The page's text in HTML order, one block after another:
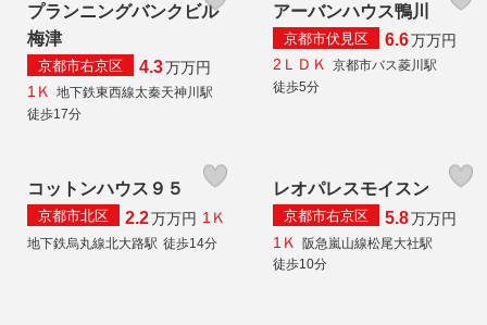
プランニングバンクビル
梅津
京都市右京区 4.3万万円
1Ｋ 地下鉄東西線太秦天神川駅
徒歩17分
アーバンハウス鴨川
京都市伏見区 6.6万万円
2ＬＤＫ 京都市バス菱川駅
徒歩5分
コットンハウス９５
京都市北区 2.2万万円 1Ｋ
地下鉄烏丸線北大路駅 徒歩14分
レオパレスモイスン
京都市右京区 5.8万万円
1Ｋ
阪急嵐山線松尾大社駅
徒歩10分